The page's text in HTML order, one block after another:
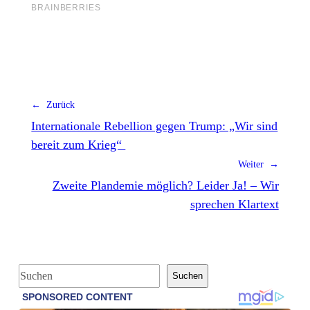
← Zurück
Internationale Rebellion gegen Trump: „Wir sind
bereit zum Krieg“
Weiter →
Zweite Plandemie möglich? Leider Ja! – Wir
sprechen Klartext
S
u
Suchen